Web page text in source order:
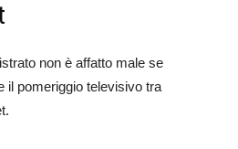
non è affatto male se
il pomeriggio televisivo tra